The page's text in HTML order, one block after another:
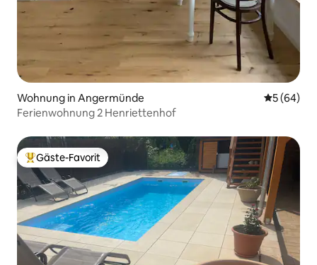
Wohnung in Angermünde
5 (64)
Ferienwohnung 2 Henriettenhof
Beliebter Gäste-Favorit.
Gäste-Favorit